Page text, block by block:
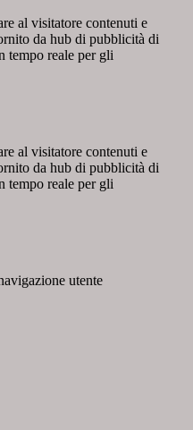
al visitatore contenuti e
da hub di pubblicità di
tempo reale per gli
al visitatore contenuti e
da hub di pubblicità di
tempo reale per gli
utente